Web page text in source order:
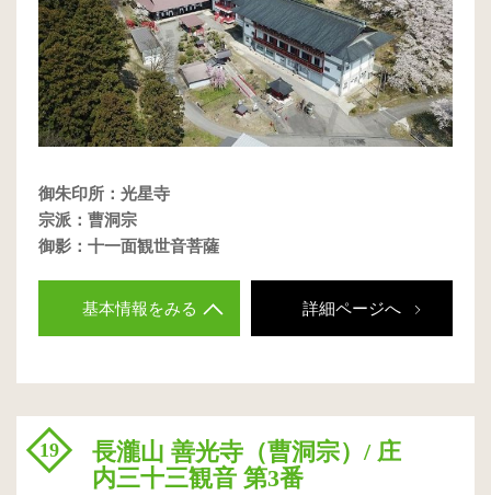
御朱印所：光星寺
宗派：曹洞宗
御影：十一面観世音菩薩
基本情報をみる 詳細ページへ
19
長瀧山 善光寺（曹洞宗）/ 庄
内三十三観音 第3番